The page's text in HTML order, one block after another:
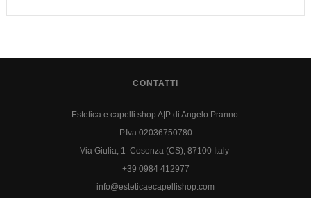
CONTATTI
Estetica e capelli shop A|P di Angelo Pranno
P.Iva 02036750780
Via Giulia, 1 Cosenza (CS), 87100 Italy
+39 0984 412977
info@esteticaecapellishop.com